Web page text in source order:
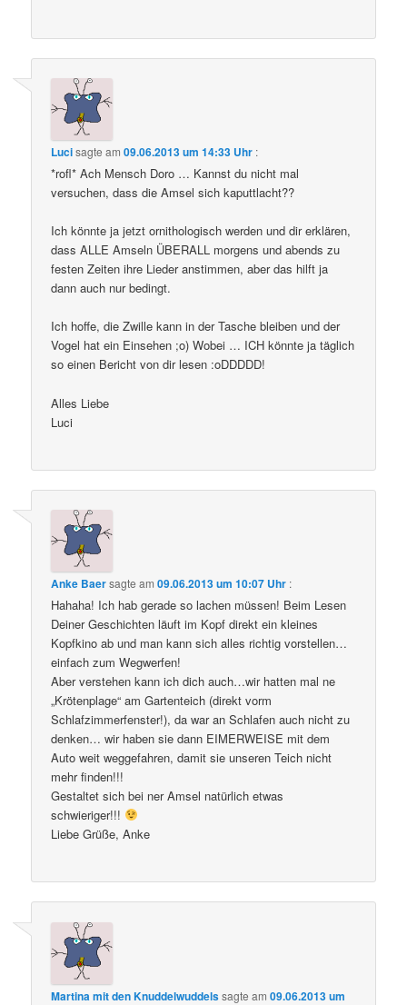
Lucisagte am09.06.2013 um 14:33 Uhr :
*rofl* Ach Mensch Doro … Kannst du nicht mal
versuchen, dass die Amsel sich kaputtlacht??
Ich könnte ja jetzt ornithologisch werden und dir erklären,
dass ALLE Amseln ÜBERALL morgens und abends zu
festen Zeiten ihre Lieder anstimmen, aber das hilft ja
dann auch nur bedingt.
Ich hoffe, die Zwille kann in der Tasche bleiben und der
Vogel hat ein Einsehen ;o) Wobei … ICH könnte ja täglich
so einen Bericht von dir lesen :oDDDDD!
Alles Liebe
Luci
Anke Baersagte am09.06.2013 um 10:07 Uhr :
Hahaha! Ich hab gerade so lachen müssen! Beim Lesen
Deiner Geschichten läuft im Kopf direkt ein kleines
Kopfkino ab und man kann sich alles richtig vorstellen…
einfach zum Wegwerfen!
Aber verstehen kann ich dich auch…wir hatten mal ne
„Krötenplage“ am Gartenteich (direkt vorm
Schlafzimmerfenster!), da war an Schlafen auch nicht zu
denken… wir haben sie dann EIMERWEISE mit dem
Auto weit weggefahren, damit sie unseren Teich nicht
mehr finden!!!
Gestaltet sich bei ner Amsel natürlich etwas
schwieriger!!!
Liebe Grüße, Anke
Martina mit den Knuddelwuddelssagte am09.06.2013 um